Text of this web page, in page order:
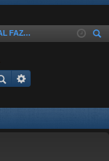
nti ist
Tienda OFICIAL FAZER-HISPANIA